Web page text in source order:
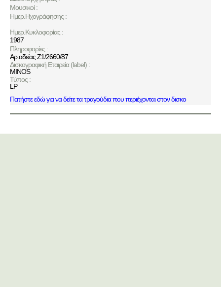
Μουσικοί :
Ημερ.Ηχογράφησης :
Ημερ.Κυκλοφορίας :
1987
Πληροφορίες :
Αρ.αδείας Z1/2660/87
Δισκογραφική Εταιρεία (label) :
MINOS
Τύπος :
LP
Πατήστε εδώ για να δείτε τα τραγούδια που περιέχονται στον δισκο